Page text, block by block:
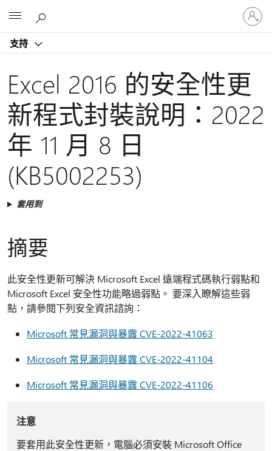
支持
登
入
您
戶
Excel 2016 的安全性更
新程式封裝說明：2022
年 11 月 8 日
(KB5002253)
套用到
摘要
此安全性更新可解決 Microsoft Excel 遠端程式碼執行弱點和
Microsoft Excel 安全性功能略過弱點。 要深入瞭解這些弱
點，請參閱下列安全資訊諮詢：
Microsoft 常見漏洞與暴露 CVE-2022-41063
Microsoft 常見漏洞與暴露 CVE-2022-41104
Microsoft 常見漏洞與暴露 CVE-2022-41106
注意
要套用此安全性更新，電腦必須安裝 Microsoft Office